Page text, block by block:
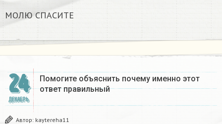
МОЛЮ СПАСИТЕ
24
ДЕКАБРЬ
Помогите объяснить почему именно этот
ответ правильный
Автор: kaytereha11